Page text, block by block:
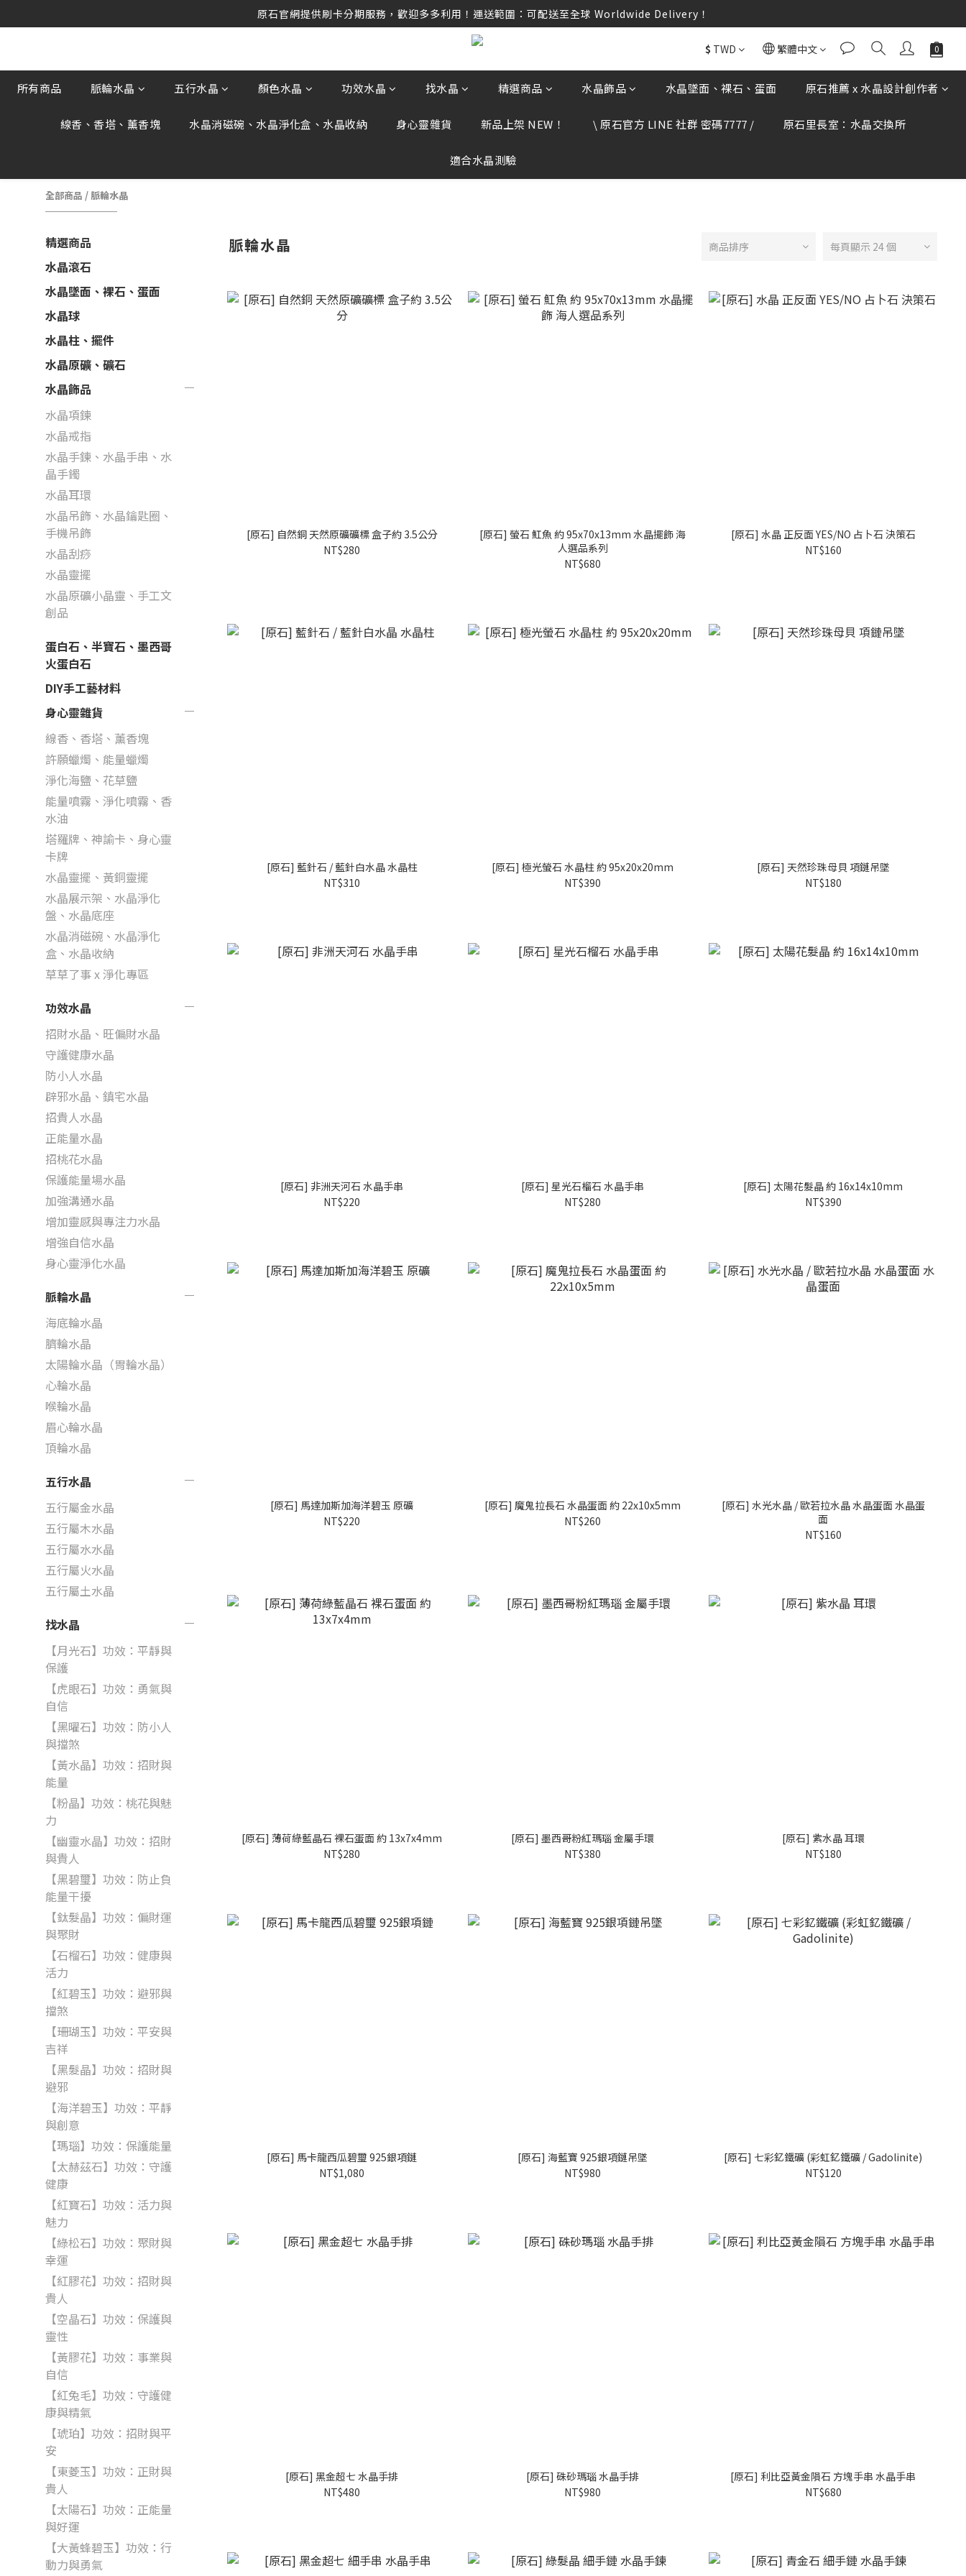
原石官網提供刷卡分期服務，歡迎多多利用！運送範圍：可配送至全球 Worldwide Delivery！
原石官網不會主動寄信要求顧客提供任何訂單資訊、補運費差額或付款，請勿點選任何不明連結，若有任何疑慮可撥打165反詐騙專線查證。
原石官網提供刷卡分期服務，歡迎多多利用！運送範圍：可配送至全球 Worldwide Delivery！$ TWD 繁體中文
所有商品 脈輪水晶 五行水晶 顏色水晶 功效水晶 找水晶 精選商品 水晶飾品 水晶墜面、裸石、蛋面 原石推薦 x 水晶設計創作者
線香、香塔、薰香塊 水晶消磁碗、水晶淨化盒、水晶收納 身心靈雜貨 新品上架 NEW！ \ 原石官方 LINE 社群 密碼7777 / 原石里長室：水晶交換所
適合水晶測驗
全部商品 /脈輪水晶
精選商品
水晶滾石
水晶墜面、裸石、蛋面
水晶球
水晶柱、擺件
水晶原礦、礦石
水晶飾品
水晶項鍊
水晶戒指
水晶手鍊、水晶手串、水
晶手鐲
水晶耳環
水晶吊飾、水晶鑰匙圈、
手機吊飾
水晶刮痧
水晶靈擺
水晶原礦小晶靈、手工文
創品
蛋白石、半寶石、墨西哥
火蛋白石
DIY手工藝材料
身心靈雜貨
線香、香塔、薰香塊
許願蠟燭、能量蠟燭
淨化海鹽、花草鹽
能量噴霧、淨化噴霧、香
水油
塔羅牌、神諭卡、身心靈
卡牌
水晶靈擺、黃銅靈擺
水晶展示架、水晶淨化
盤、水晶底座
水晶消磁碗、水晶淨化
盒、水晶收納
草草了事 x 淨化專區
功效水晶
招財水晶、旺偏財水晶
守護健康水晶
防小人水晶
辟邪水晶、鎮宅水晶
招貴人水晶
正能量水晶
招桃花水晶
保護能量場水晶
加強溝通水晶
增加靈感與專注力水晶
增強自信水晶
身心靈淨化水晶
脈輪水晶
海底輪水晶
臍輪水晶
太陽輪水晶（胃輪水晶）
心輪水晶
喉輪水晶
眉心輪水晶
頂輪水晶
五行水晶
五行屬金水晶
五行屬木水晶
五行屬水水晶
五行屬火水晶
五行屬土水晶
找水晶
【月光石】功效：平靜與
保護
【虎眼石】功效：勇氣與
自信
【黑曜石】功效：防小人
與擋煞
【黃水晶】功效：招財與
能量
【粉晶】功效：桃花與魅
力
【幽靈水晶】功效：招財
與貴人
【黑碧璽】功效：防止負
能量干擾
【鈦髮晶】功效：偏財運
與聚財
【石榴石】功效：健康與
活力
【紅碧玉】功效：避邪與
擋煞
【珊瑚玉】功效：平安與
吉祥
【黑髮晶】功效：招財與
避邪
【海洋碧玉】功效：平靜
與創意
【瑪瑙】功效：保護能量
【太赫茲石】功效：守護
健康
【紅寶石】功效：活力與
魅力
【綠松石】功效：聚財與
幸運
【紅膠花】功效：招財與
貴人
【空晶石】功效：保護與
靈性
【黃膠花】功效：事業與
自信
【紅兔毛】功效：守護健
康與精氣
【琥珀】功效：招財與平
安
【東菱玉】功效：正財與
貴人
【太陽石】功效：正能量
與好運
【大黃蜂碧玉】功效：行
動力與勇氣
脈輪水晶 商品排序 每頁顯示 24 個
[原石] 自然銅 天然原礦礦標 盒子約 3.5公分
NT$280
[原石] 螢石 魟魚 約 95x70x13mm 水晶擺飾 海
人選品系列
NT$680
[原石] 水晶 正反面 YES/NO 占卜石 決策石
NT$160
[原石] 藍針石 / 藍針白水晶 水晶柱
NT$310
[原石] 極光螢石 水晶柱 約 95x20x20mm
NT$390
[原石] 天然珍珠母貝 項鏈吊墜
NT$180
[原石] 非洲天河石 水晶手串
NT$220
[原石] 星光石榴石 水晶手串
NT$280
[原石] 太陽花髮晶 約 16x14x10mm
NT$390
[原石] 馬達加斯加海洋碧玉 原礦
NT$220
[原石] 魔鬼拉長石 水晶蛋面 約 22x10x5mm
NT$260
[原石] 水光水晶 / 歐若拉水晶 水晶蛋面 水晶蛋
面
NT$160
[原石] 薄荷綠藍晶石 裸石蛋面 約 13x7x4mm
NT$280
[原石] 墨西哥粉紅瑪瑙 金屬手環
NT$380
[原石] 紫水晶 耳環
NT$180
[原石] 馬卡龍西瓜碧璽 925銀項鏈
NT$1,080
[原石] 海藍寶 925銀項鏈吊墜
NT$980
[原石] 七彩釔鐵礦 (彩虹釔鐵礦 / Gadolinite)
NT$120
[原石] 黑金超七 水晶手排
NT$480
[原石] 硃砂瑪瑙 水晶手排
NT$980
[原石] 利比亞黃金隕石 方塊手串 水晶手串
NT$680